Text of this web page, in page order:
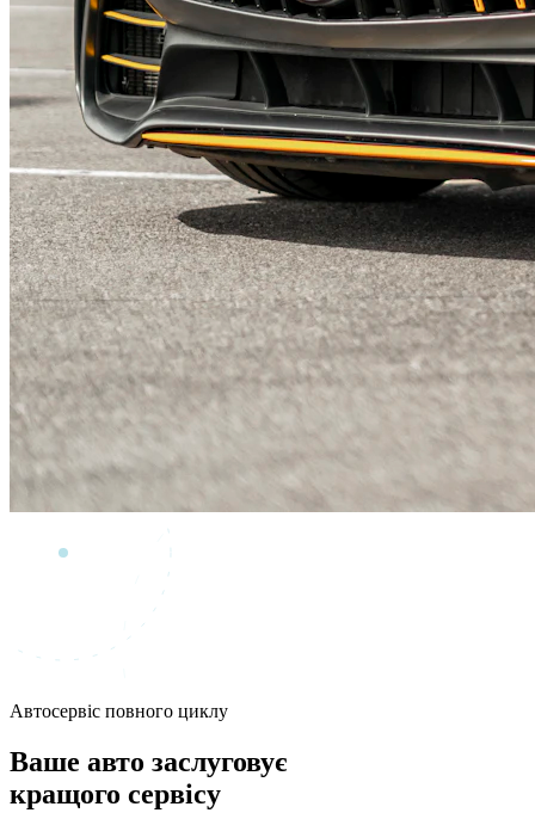
Автосервіс повного циклу
Ваше авто заслуговує
кращого сервісу